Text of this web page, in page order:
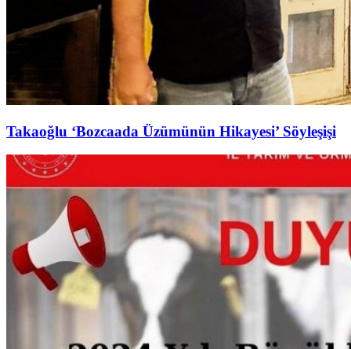
Takaoğlu ‘Bozcaada Üzümünün Hikayesi’ Söyleşişi